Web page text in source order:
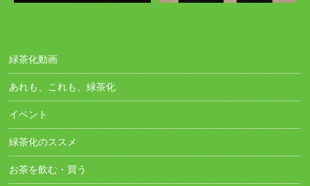
緑茶化動画
あれも、これも、緑茶化
イベント
緑茶化のススメ
お茶を飲む・買う